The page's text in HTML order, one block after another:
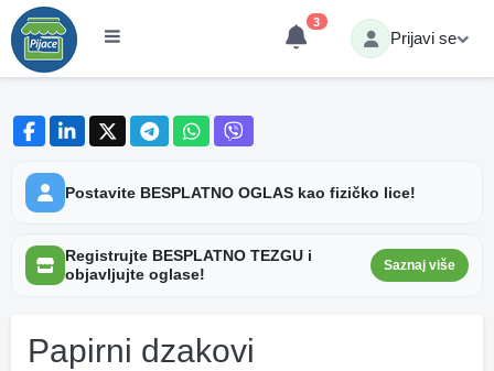
3
Prijavi se
Postavite BESPLATNO OGLAS kao fizičko lice!
Registrujte BESPLATNO TEZGU i
objavljujte oglase!
Saznaj više
Papirni dzakovi